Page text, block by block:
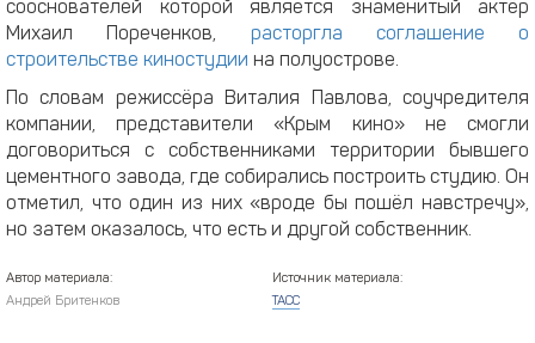
сооснователей которой является знаменитый актёр
Михаил Пореченков, расторгла соглашение о
строительстве киностудии на полуострове.
По словам режиссёра Виталия Павлова, соучредителя
компании, представители «Крым кино» не смогли
договориться с собственниками территории бывшего
цементного завода, где собирались построить студию. Он
отметил, что один из них «вроде бы пошёл навстречу»,
но затем оказалось, что есть и другой собственник.
Автор материала:
Андрей Бритенков
Источник материала:
ТАСС